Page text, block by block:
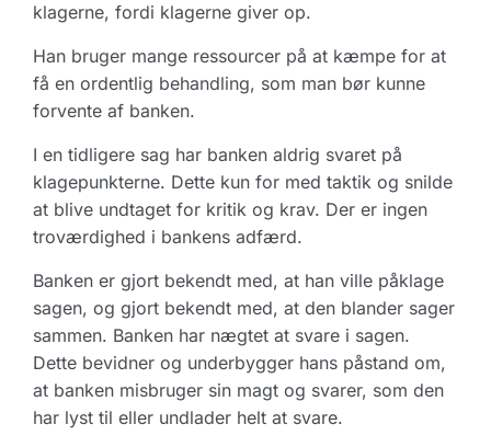
klagerne, fordi klagerne giver op.
Han bruger mange ressourcer på at kæmpe for at
få en ordentlig behandling, som man bør kunne
forvente af banken.
I en tidligere sag har banken aldrig svaret på
klagepunkterne. Dette kun for med taktik og snilde
at blive undtaget for kritik og krav. Der er ingen
troværdighed i bankens adfærd.
Banken er gjort bekendt med, at han ville påklage
sagen, og gjort bekendt med, at den blander sager
sammen. Banken har nægtet at svare i sagen.
Dette bevidner og underbygger hans påstand om,
at banken misbruger sin magt og svarer, som den
har lyst til eller undlader helt at svare.